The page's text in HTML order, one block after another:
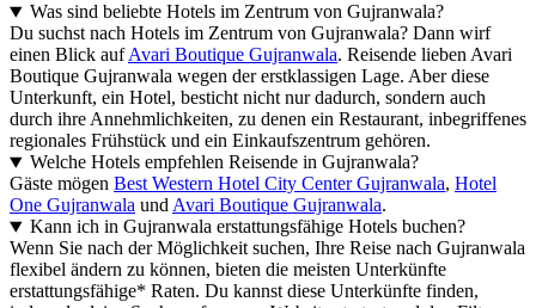
Was sind beliebte Hotels im Zentrum von Gujranwala?
Du suchst nach Hotels im Zentrum von Gujranwala? Dann wirf
einen Blick aufAvari Boutique Gujranwala. Reisende lieben Avari
Boutique Gujranwala wegen der erstklassigen Lage. Aber diese
Unterkunft, ein Hotel, besticht nicht nur dadurch, sondern auch
durch ihre Annehmlichkeiten, zu denen ein Restaurant, inbegriffenes
regionales Frühstück und ein Einkaufszentrum gehören.
Welche Hotels empfehlen Reisende in Gujranwala?
Gäste mögen Best Western Hotel City Center Gujranwala, Hotel
One Gujranwala undAvari Boutique Gujranwala.
Kann ich in Gujranwala erstattungsfähige Hotels buchen?
Wenn Sie nach der Möglichkeit suchen, Ihre Reise nach Gujranwala
flexibel ändern zu können, bieten die meisten Unterkünfte
erstattungsfähige* Raten. Du kannst diese Unterkünfte finden,